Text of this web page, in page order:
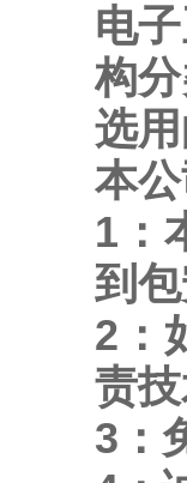
电
构
选
本
1
到
2
责
3